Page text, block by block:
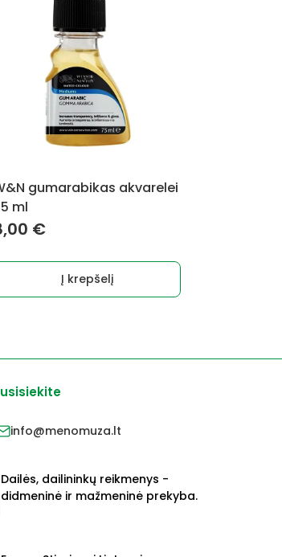
gumarabikas akvarelei
ml
€
Į krepšelį
info@menomuza.lt
Dailės, dailininkų reikmenys -
didmeninė ir mažmeninė prekyba.